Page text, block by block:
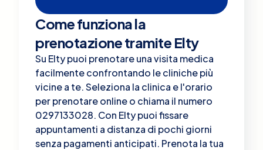
Come funziona la
prenotazione tramite Elty
Su Elty puoi prenotare una visita medica
facilmente confrontando le cliniche più
vicine a te. Seleziona la clinica e l'orario
per prenotare online o chiama il numero
0297133028. Con Elty puoi fissare
appuntamenti a distanza di pochi giorni
senza pagamenti anticipati. Prenota la tua